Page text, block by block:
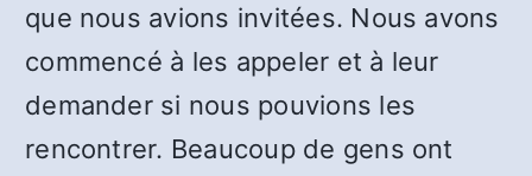
que nous avions invitées. Nous avons
commencé à les appeler et à leur
demander si nous pouvions les
rencontrer. Beaucoup de gens ont